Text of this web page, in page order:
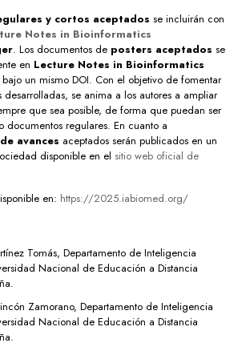
y cortos aceptados se incluirán con
Notes in Bioinformatics
. Los documentos de posters aceptados se
en Lecture Notes in Bioinformatics
un mismo DOI. Con el objetivo de fomentar
desarrolladas, se anima a los autores a ampliar
que sea posible, de forma que puedan ser
documentos regulares. En cuanto a
avances aceptados serán publicados en un
disponible en el sitio web oficial de
en: https://2025.iabiomed.org/
Tomás, Departamento de Inteligencia
Nacional de Educación a Distancia
Zamorano, Departamento de Inteligencia
Nacional de Educación a Distancia